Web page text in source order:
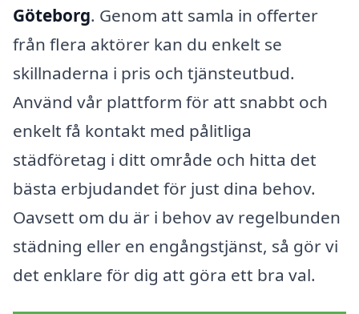
Göteborg. Genom att samla in offerter
från flera aktörer kan du enkelt se
skillnaderna i pris och tjänsteutbud.
Använd vår plattform för att snabbt och
enkelt få kontakt med pålitliga
städföretag i ditt område och hitta det
bästa erbjudandet för just dina behov.
Oavsett om du är i behov av regelbunden
städning eller en engångstjänst, så gör vi
det enklare för dig att göra ett bra val.